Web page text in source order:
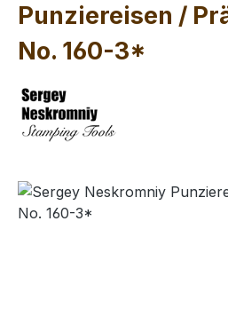
Punziereisen /
No. 160-3*
Bildergalerie überspringen